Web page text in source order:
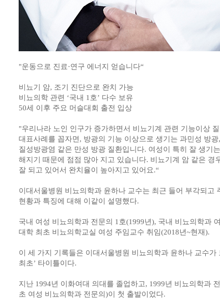
"운동으로 진료·연구 에너지 얻습니다“
비뇨기 암, 조기 진단으로 완치 가능
비뇨의학 관련 ‘국내 1호’ 다수 보유
50세 이후 주요 머슬대회 출전 입상
"우리나라 노인 인구가 증가하면서 비뇨기계 관련 기능이상
대표사례를 꼽자면, 방광의 기능 이상으로 생기는 과민성 방
질성방광염 같은 만성 방광 질환입니다. 여성이 특히 잘 생기
해지기 때문에 점점 많아 지고 있습니다. 비뇨기계 암 같은 경
잘 되고 있어서 완치율이 높아지고 있어요.“
이대서울병원 비뇨의학과 윤하나 교수는 최근 들어 부각되고
현황과 특징에 대해 이같이 설명했다.
국내 여성 비뇨의학과 전문의 1호(1999년), 국내 비뇨의학과
대학 최초 비뇨의학교실 여성 주임교수 취임(2018년~현재).
이 세 가지 기록들은 이대서울병원 비뇨의학과 윤하나 교수가
최초’ 타이틀이다.
지난 1994년 이화여대 의대를 졸업하고, 1999년 비뇨의학과
초 여성 비뇨의학과 전문의)이 첫 출발이었다.